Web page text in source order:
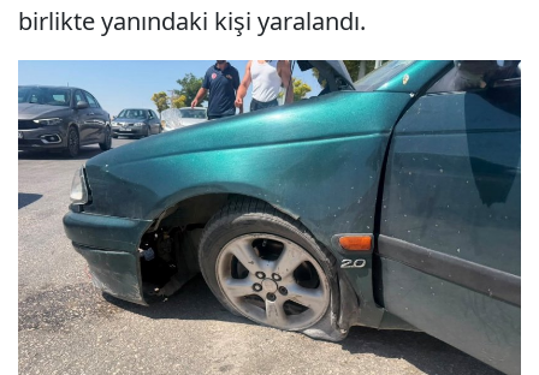
birlikte yanındaki kişi yaralandı.